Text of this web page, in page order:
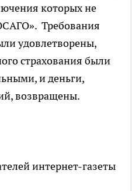
которых не
Требования
удовлетворены,
страхования были
и деньги,
возвращены.
интернет-газеты